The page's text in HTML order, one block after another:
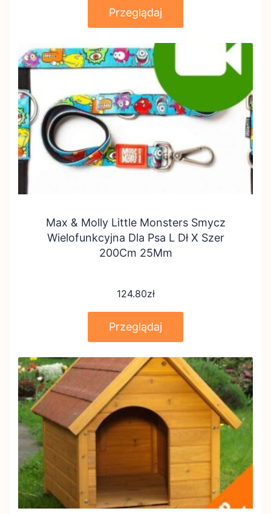
Przeglądaj
Max & Molly Little Monsters Smycz
Wielofunkcyjna Dla Psa L Dł X Szer
200Cm 25Mm
124.80zł
Przeglądaj